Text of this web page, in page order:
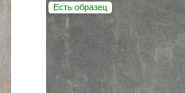
Есть образец